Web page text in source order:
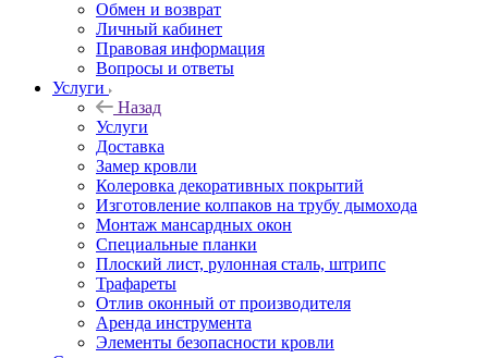
Обмен и возврат
Личный кабинет
Правовая информация
Вопросы и ответы
Услуги
Назад
Услуги
Доставка
Замер кровли
Колеровка декоративных покрытий
Изготовление колпаков на трубу дымохода
Монтаж мансардных окон
Специальные планки
Плоский лист, рулонная сталь, штрипс
Трафареты
Отлив оконный от производителя
Аренда инструмента
Элементы безопасности кровли